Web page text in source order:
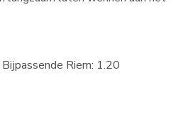
Riem: 1.20